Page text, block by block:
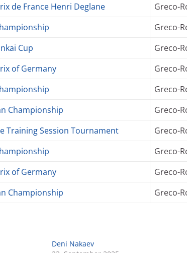
de France Henri Deglane Greco-
Greco-
Cup Greco-
of Germany Greco-
Greco-
Championship Greco-
Training Session Tournament Greco-
Greco-
of Germany Greco-
Championship Greco-
Deni Nakaev